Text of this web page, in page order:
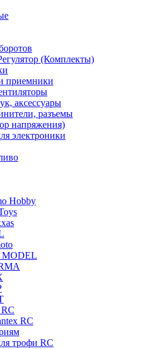
(Комплекты)
приемники
аксессуары
разъемы
напряжения)
электроники
Hobby
MODEL
RC
трофи RC